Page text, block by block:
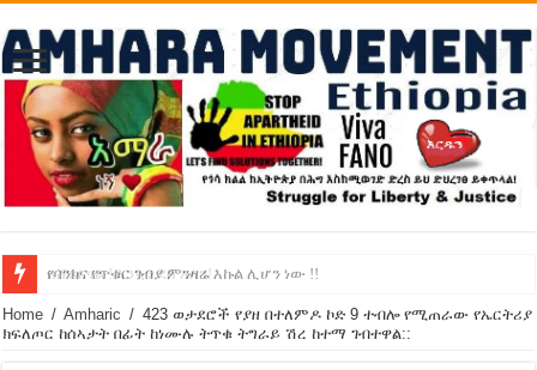
የባንክና የጥቁር ገብያ ምንዛሬ እኩል ሊሆን ነው !!
አሸንፈናል ! እንኳን ደስ አለን!
Home / Amharic / 423 ወታደሮች የያዘ በተለምዶ ኮድ 9 ተብሎ የሚጠራው የኤርትሪያ
ክፍለጦር ከሰኣታት በፊት ከነሙሉ ትጥቁ ትግራይ ሽረ ከተማ ገብተዋል::